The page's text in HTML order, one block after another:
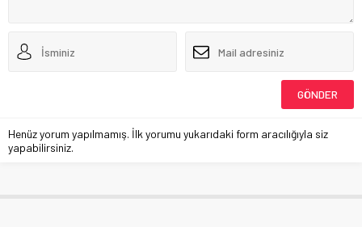
Henüz yorum yapılmamış. İlk yorumu yukarıdaki form aracılığıyla siz
yapabilirsiniz.